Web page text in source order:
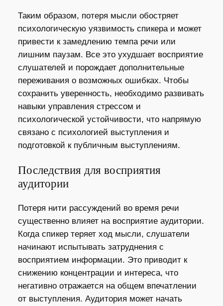
Таким образом, потеря мысли обостряет
психологическую уязвимость спикера и может
привести к замедлению темпа речи или
лишним паузам. Все это ухудшает восприятие
слушателей и порождает дополнительные
переживания о возможных ошибках. Чтобы
сохранить уверенность, необходимо развивать
навыки управления стрессом и
психологической устойчивости, что напрямую
связано с психологией выступления и
подготовкой к публичным выступлениям.
Последствия для восприятия
аудитории
Потеря нити рассуждений во время речи
существенно влияет на восприятие аудитории.
Когда спикер теряет ход мысли, слушатели
начинают испытывать затруднения с
восприятием информации. Это приводит к
снижению концентрации и интереса, что
негативно отражается на общем впечатлении
от выступления. Аудитория может начать